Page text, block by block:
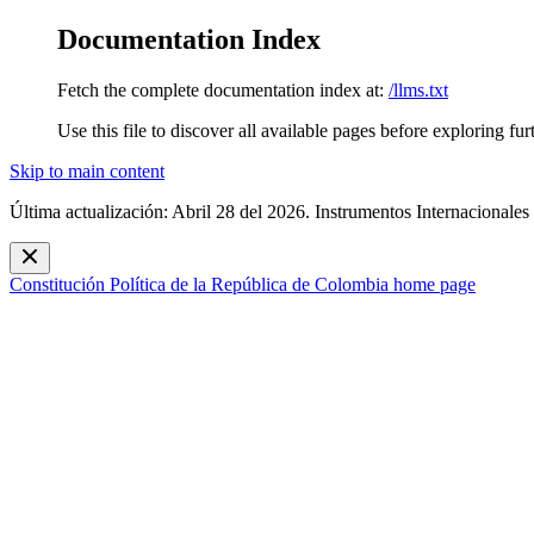
Documentation Index
Fetch the complete documentation index at: /llms.txt
Use this file to discover all available pages before exploring
Skip to main content
Última actualización: Abril 28 del 2026. Instrumentos Internacionales
Constitución Política de la República de Colombia home page